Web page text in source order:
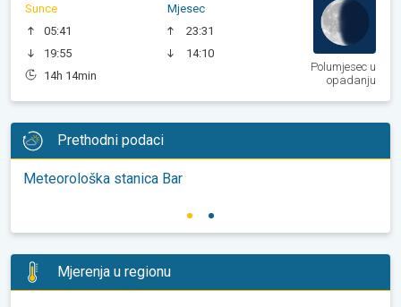
Sunce
05:41
19:55
14h 14min
Mjesec
23:31
14:10
Polumjesec u
opadanju
Prethodni podaci
Meteorološka stanica Bar
Mjerenja u regionu